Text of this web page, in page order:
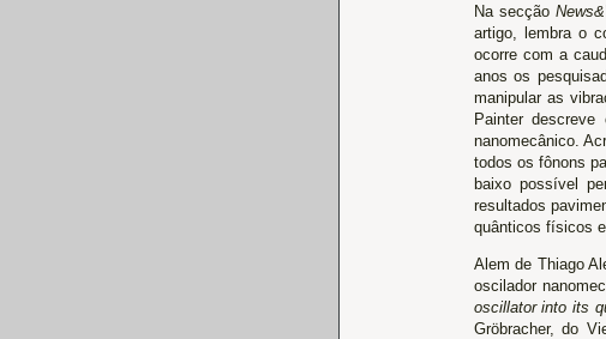
Na secção
artigo, lembra o
ocorre com a
anos os
manipular as
Painter
nanomecânico.
todos os fônons
baixo possível
resultados
quânticos físicos
Alem de Thiago
oscilador
oscillator into its
Gröbracher, do